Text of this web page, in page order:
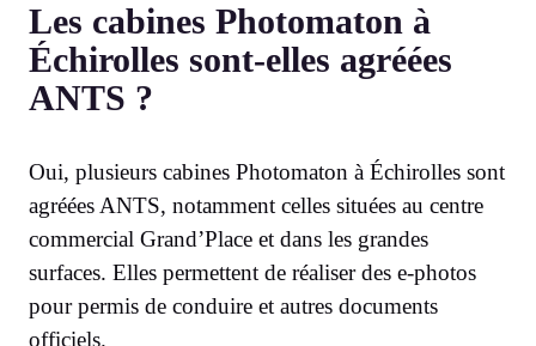
Les cabines Photomaton à
Échirolles sont-elles agréées
ANTS ?
Oui, plusieurs cabines Photomaton à Échirolles sont
agréées ANTS, notamment celles situées au centre
commercial Grand’Place et dans les grandes
surfaces. Elles permettent de réaliser des e-photos
pour permis de conduire et autres documents
officiels.